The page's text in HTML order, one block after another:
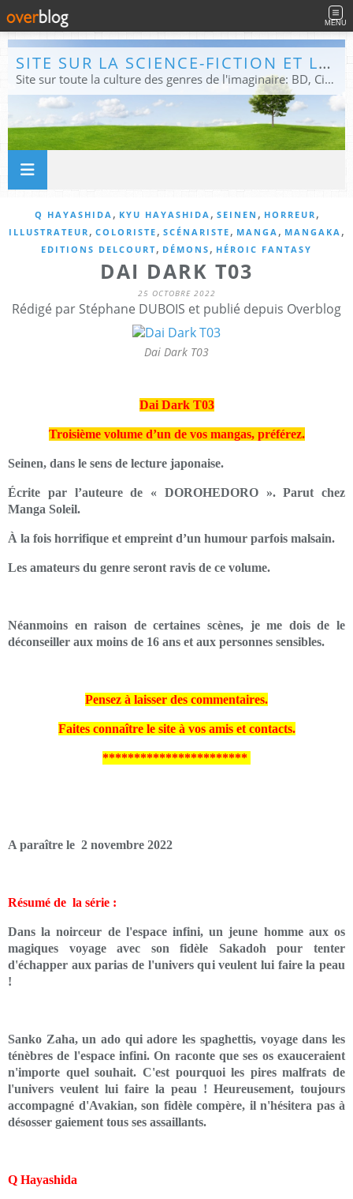
MENU
SITE SUR LA SCIENCE-FICTION ET LE FANTASTIQUE
Site sur toute la culture des genres de l'imaginaire: BD, Cinéma, Livre, Jeux, Théâtre. Présent dans les principaux festivals de film fantastique e de science-fiction, salons et conventions.
Q HAYASHIDA , KYU HAYASHIDA , SEINEN , HORREUR ,
ILLUSTRATEUR , COLORISTE , SCÉNARISTE , MANGA , MANGAKA ,
EDITIONS DELCOURT, DÉMONS , HÉROIC FANTASY
DAI DARK T03
25 OCTOBRE 2022
Rédigé par Stéphane DUBOIS et publié depuis Overblog
Dai Dark T03
Dai Dark T03
Troisième volume d’un de vos mangas, préférez.
Seinen, dans le sens de lecture japonaise.
Écrite par l’auteure de « DOROHEDORO ». Parut chez
Manga Soleil.
À la fois horrifique et empreint d’un humour parfois malsain.
Les amateurs du genre seront ravis de ce volume.
Néanmoins en raison de certaines scènes, je me dois de le
déconseiller aux moins de 16 ans et aux personnes sensibles.
Pensez à laisser des commentaires.
Faites connaître le site à vos amis et contacts.
***********************
A paraître le 2 novembre 2022
Résumé de la série :
Dans la noirceur de l'espace infini, un jeune homme aux os
magiques voyage avec son fidèle Sakadoh pour tenter
d'échapper aux parias de l'univers qui veulent lui faire la peau
!
Sanko Zaha, un ado qui adore les spaghettis, voyage dans les
ténèbres de l'espace infini. On raconte que ses os exauceraient
n'importe quel souhait. C'est pourquoi les pires malfrats de
l'univers veulent lui faire la peau ! Heureusement, toujours
accompagné d'Avakian, son fidèle compère, il n'hésitera pas à
désosser gaiement tous ses assaillants.
Q Hayashida